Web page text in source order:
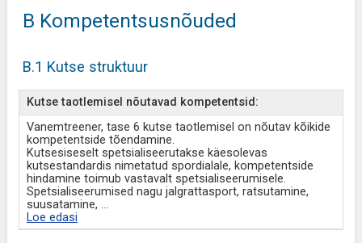
B Kompetentsusnõuded
B.1 Kutse struktuur
Kutse taotlemisel nõutavad kompetentsid:
Vanemtreener, tase 6 kutse taotlemisel on nõutav kõikide
kompetentside tõendamine.
Kutsesiseselt spetsialiseerutakse käesolevas
kutsestandardis nimetatud spordialale, kompetentside
hindamine toimub vastavalt spetsialiseerumisele.
Spetsialiseerumised nagu jalgrattasport, ratsutamine,
suusatamine, ...
Loe edasi